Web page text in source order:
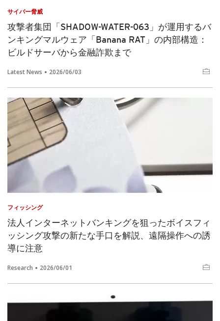
サイバー脅威
攻撃者集団「SHADOW-WATER-063」が運用するバ
ンキングマルウェア「Banana RAT」の内部構造：
ビルドサーバから金融詐欺まで
Latest News 2026/06/03
フィッシング
法人インターネットバンキングを狙ったボイスフィ
ッシング攻撃の新たな手口を解説、遠隔操作への誘
導に注意
Research 2026/06/01